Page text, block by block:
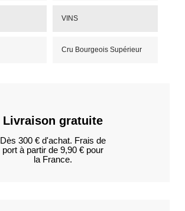
VINS
Cru Bourgeois Supérieur
Livraison gratuite
Dès 300 € d'achat. Frais de
port à partir de 9,90 € pour
la France.